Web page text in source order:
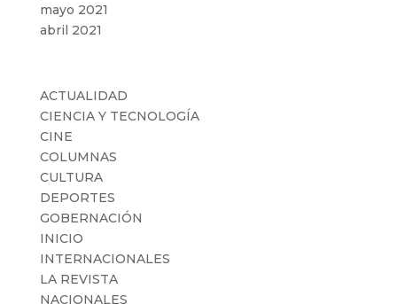
mayo 2021
abril 2021
ACTUALIDAD
CIENCIA Y TECNOLOGÍA
CINE
COLUMNAS
CULTURA
DEPORTES
GOBERNACIÓN
INICIO
INTERNACIONALES
LA REVISTA
NACIONALES